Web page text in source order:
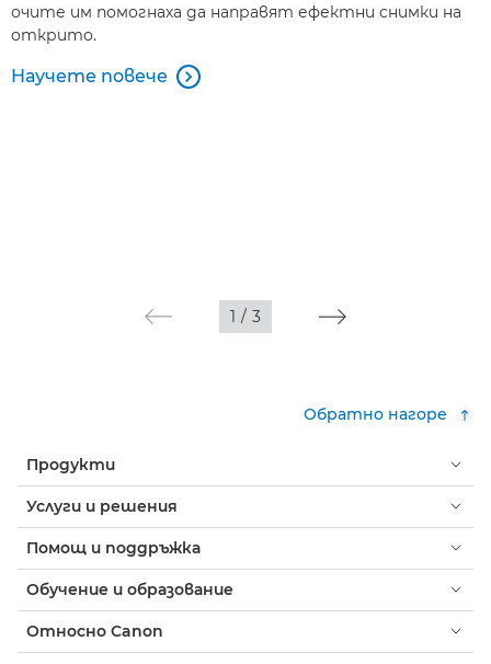
очите им помогнаха да направят ефектни снимки на
открито.
Научете повече 
1 / 3
Обратно нагоре
Продукти
Услуги и решения
Помощ и поддръжка
Обучение и образование
Относно Canon